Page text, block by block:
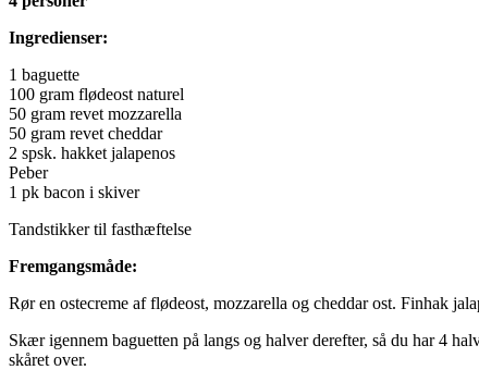
Ingredienser:
1 baguette
100 gram flødeost naturel
50 gram revet mozzarella
50 gram revet cheddar
2 spsk. hakket jalapenos
Peber
1 pk bacon i skiver
Tandstikker til fasthæftelse
Fremgangsmåde:
Rør en ostecreme af flødeost, mozzarella og cheddar ost. Finhak
Skær igennem baguetten på langs og halver derefter, så du har 4
skåret over.